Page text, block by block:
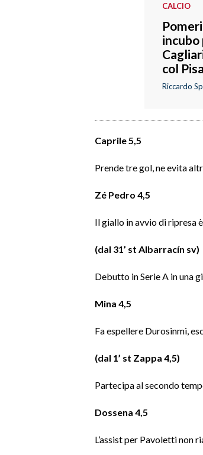
CALCIO
incubo
col
Riccardo
Caprile 5,5
Prende tre gol, ne evita
Zé Pedro 4,5
Il giallo in avvio di ripresa
(dal 31’ st Albarracín sv)
Debutto in Serie A in una
Mina 4,5
Fa espellere Durosinmi,
(dal 1’ st Zappa 4,5)
Partecipa al secondo
Dossena 4,5
L’assist per Pavoletti non